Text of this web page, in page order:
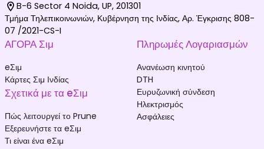
B-6 Sector 4 Noida, UP, 201301
Τμήμα Τηλεπικοινωνιών, Κυβέρνηση της Ινδίας, Αρ. Έγκρισης 808-
07 /2021-CS-I
ΑΓΟΡΑ Σιμ
eΣιμ
Κάρτες Σιμ Ινδίας
Σχετικά με τα eΣιμ
Πώς λειτουργεί το Prune
Εξερευνήστε τα eΣιμ
Τι είναι ένα eΣιμ
Πληρωμές Λογαριασμών
Ανανέωση κινητού
DTH
Ευρυζωνική σύνδεση
Ηλεκτρισμός
Ασφάλειες